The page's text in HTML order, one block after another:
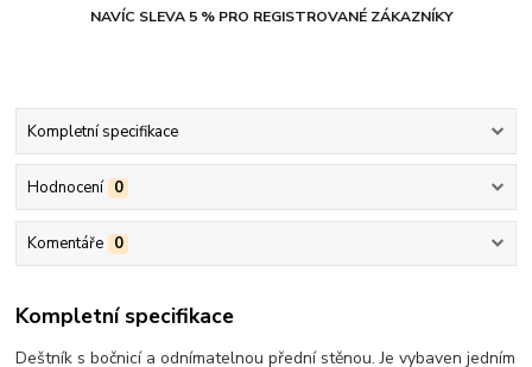
NAVÍC SLEVA 5 % PRO REGISTROVANÉ ZÁKAZNÍKY
Kompletní specifikace
Hodnocení 0
Komentáře 0
Kompletní specifikace
Deštník s bočnicí a odnímatelnou přední stěnou. Je vybaven jedním